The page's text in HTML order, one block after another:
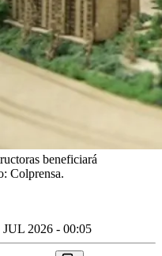
beneficiará
Colprensa.
JUL 2026 - 00:05